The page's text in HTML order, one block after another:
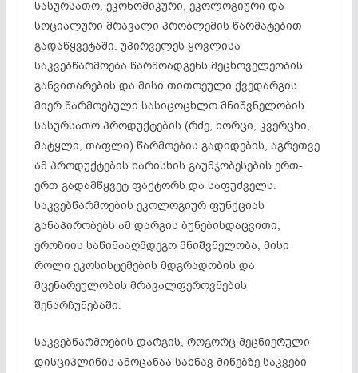
სასურსათო, ეკონომიკური, ეკოლოგიური და
სოციალური მრავალი პრობლემის წარმატებით
გადაწყვეტაში. უპირველეს ყოვლისა
საკვებწარმოება წარმოადგენს მეცხოველეობის
განვითარების და მისი თითოეული ქვედარგის
მიერ წარმოებული სასიცოცხლო მნიშვნელობის
სასურსათო პროდუქტების (რძე, ხორცი, კვერცხი,
მატყლი, თაფლი) წარმოების გადიდების, აგრეთვე
ამ პროდუქტების ხარისხის გაუმჯობესების ერთ-
ერთ გადამწყვეტ ფაქტორს და საფუძველს.
საკვებწარმოების ეკოლოგიურ ფუნქციას
განაპირობებს ამ დარგის ბუნებისდაცვითი,
ეროზიის საწინააღმდეგო მნიშვნელობა, მისი
როლი ეკოსისტემების მდგრადობის და
მცენარეულობის მრავალფეროვნების
შენარჩუნებაში.
საკვებწარმოების დარგის, როგორც მეცნიერული
დისციპლინის ამოცანაა სახნავ მიწებზე საკვები